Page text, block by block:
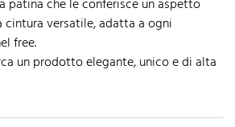
patina che le conferisce un aspetto
versatile, adatta a ogni
free.
un prodotto elegante, unico e di alta